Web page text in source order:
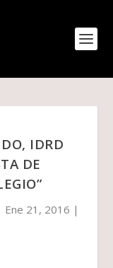
IDRD
DE
Ene 21, 2016 |